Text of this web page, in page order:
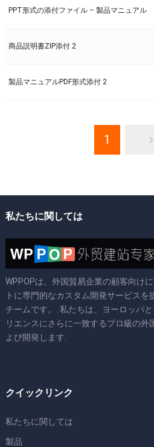
PPT形式の添付ファイル – 製品マニュアル
商品説明書ZIP添付 2
製品マニュアルPDF形式添付 2
1
私たちに関しては
WPPOPは、外国貿易企業の顧客向け
トに専門的なカスタム開発サービス
チームです。. 私たちは、ヨーロッパ
リエンスにさらに一致するプロ級の外
よび開発します.
クイックリンク
私たちに関しては
製品